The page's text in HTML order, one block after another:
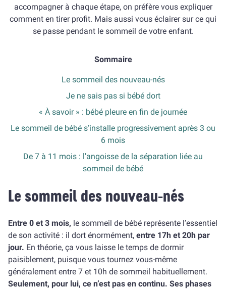
accompagner à chaque étape, on préfère vous expliquer
comment en tirer profit. Mais aussi vous éclairer sur ce qui
se passe pendant le sommeil de votre enfant.
Sommaire
Le sommeil des nouveau-nés
Je ne sais pas si bébé dort
« À savoir » : bébé pleure en fin de journée
Le sommeil de bébé s’installe progressivement après 3 ou
6 mois
De 7 à 11 mois : l’angoisse de la séparation liée au
sommeil de bébé
Le sommeil des nouveau-nés
Entre 0 et 3 mois, le sommeil de bébé représente l’essentiel
de son activité : il dort énormément, entre 17h et 20h par
jour. En théorie, ça vous laisse le temps de dormir
paisiblement, puisque vous tournez vous-même
généralement entre 7 et 10h de sommeil habituellement.
Seulement, pour lui, ce n’est pas en continu. Ses phases